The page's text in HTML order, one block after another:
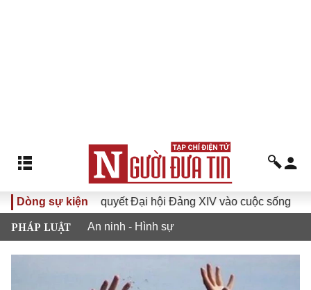
Dòng sự kiện
Đưa Nghị quyết Đại hội Đảng XIV vào cuộc sống
PHÁP LUẬT An ninh - Hình sự